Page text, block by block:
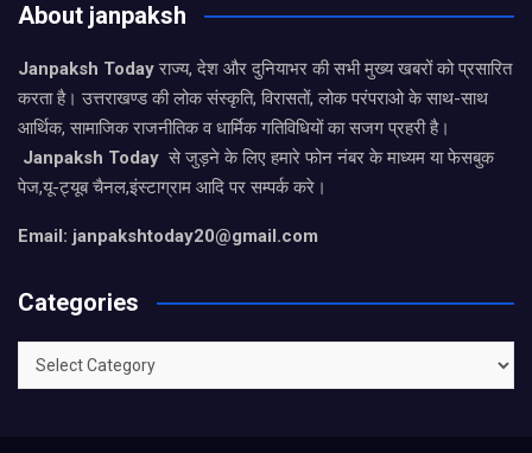
About janpaksh
Janpaksh Todayराज्य, देश और दुनियाभर की सभी मुख्य खबरों को प्रसारित
करता है। उत्तराखण्ड की लोक संस्कृति, विरासतों, लोक परंपराओ के साथ-साथ
आर्थिक, सामाजिक राजनीतिक व धार्मिक गतिविधियों का सजग प्रहरी है।
Janpaksh Today से जुड़ने के लिए हमारे फोन नंबर के माध्यम या फेसबुक
पेज,यू-ट्यूब चैनल,इंस्टाग्राम आदि पर सम्पर्क करे।
Email: janpakshtoday20@gmail.com
Categories
Categories